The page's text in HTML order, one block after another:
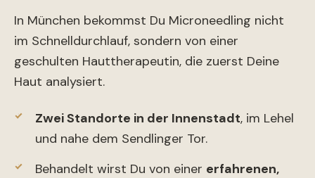
In München bekommst Du Microneedling nicht
im Schnelldurchlauf, sondern von einer
geschulten Hauttherapeutin, die zuerst Deine
Haut analysiert.
Zwei Standorte in der Innenstadt, im Lehel
und nahe dem Sendlinger Tor.
Behandelt wirst Du von einer erfahrenen,